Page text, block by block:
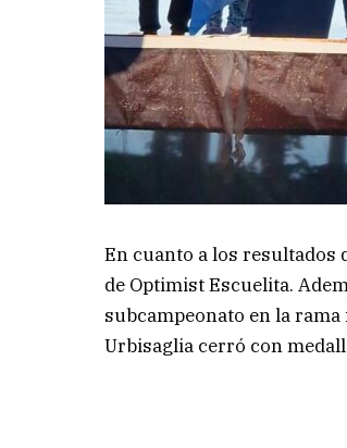
En cuanto a los resultados
de Optimist Escuelita.
subcampeonato en la
Urbisaglia cerró con